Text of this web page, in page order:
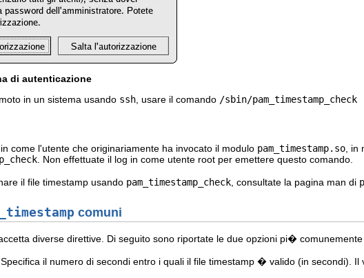
di autenticazione
in un sistema usando ssh , usare il comando /sbin/
come l'utente che originariamente ha invocato il modulo pam_timestamp.so ,
. Non effettuate il log in come utente root per emettere questo comando.
il file timestamp usando pam_timestamp_check , consultate la pagina man di
comuni
diverse direttive. Di seguito sono riportate le due opzioni pi� comunemente
il numero di secondi entro i quali il file timestamp � valido (in secondi).